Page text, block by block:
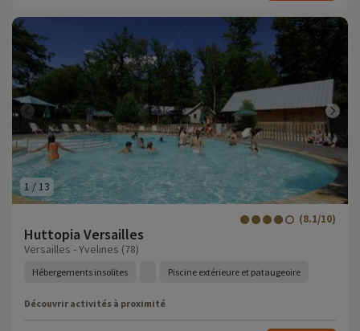
1 / 13
Huttopia Versailles
(8.1/10)
Versailles - Yvelines (78)
Hébergements insolites Piscine extérieure et pataugeoire
Découvrir activités à proximité